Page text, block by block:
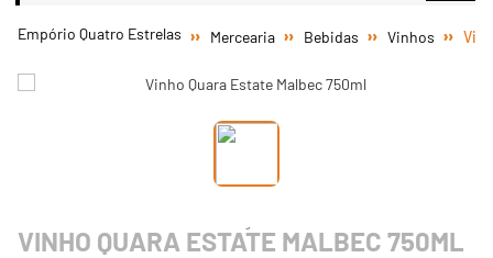
Mercearia Bebidas Vinhos
VINHO QUARA ESTATE MALBEC 750ML